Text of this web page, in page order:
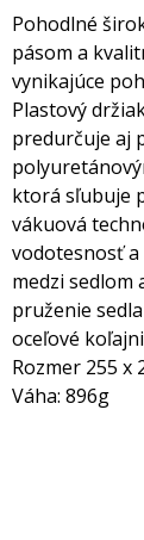
Pohodlné
pásom a
vynikajúce
Plastový
predurčuje aj
ktorá sľubuje
vákuová
vodotesnosť a
medzi
pruženie
oceľové
Rozmer 255 x
Váha: 896g